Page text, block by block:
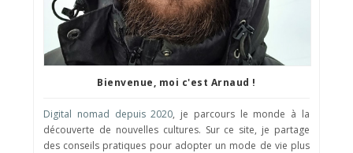
Bienvenue, moi c'est Arnaud !
Digital nomad depuis 2020, je parcours le monde à la
découverte de nouvelles cultures. Sur ce site, je partage
des conseils pratiques pour adopter un mode de vie plus